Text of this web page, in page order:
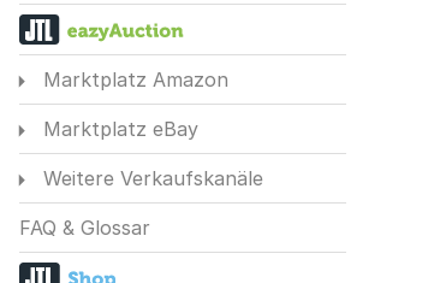
Marktplatz Amazon
Marktplatz eBay
Weitere Verkaufskanäle
FAQ & Glossar